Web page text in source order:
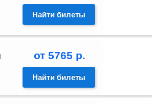
Найти билеты
от 5765 р.
Найти билеты